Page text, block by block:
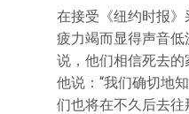
在接受《纽约时报
疲力竭而显得声音
说，他们相信死去的
他说：“我们确切地
们也将在不久后去